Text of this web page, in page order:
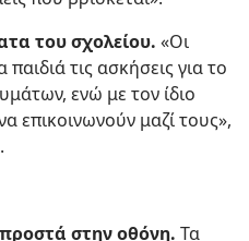
του σχολείου. «Οι
τις ασκήσεις για το
ενώ με τον ίδιο
επικοινωνούν μαζί τους»,
στην οθόνη. Τα